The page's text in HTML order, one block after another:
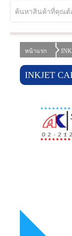
สินค้า
ราคาสินค้า
เกี่ยวกับเรา
เข้าสู่ระบบ/สมัค
หน้าแรก
INKJET